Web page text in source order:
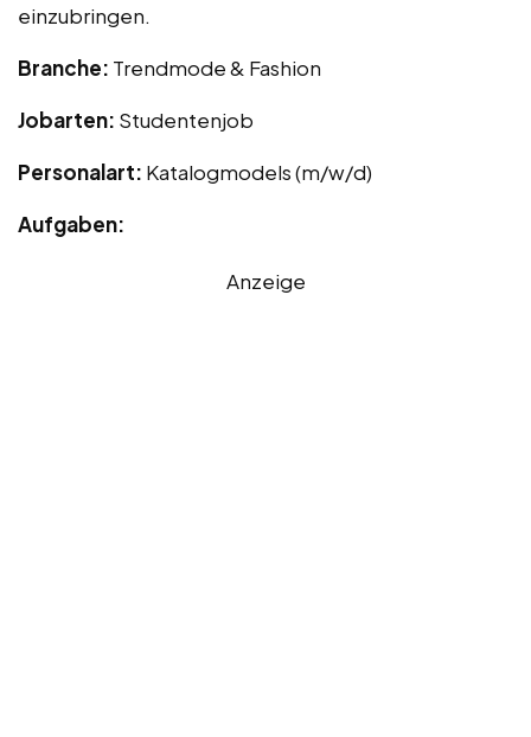
einzubringen.
Branche: Trendmode & Fashion
Jobarten: Studentenjob
Personalart: Katalogmodels (m/w/d)
Aufgaben:
Anzeige